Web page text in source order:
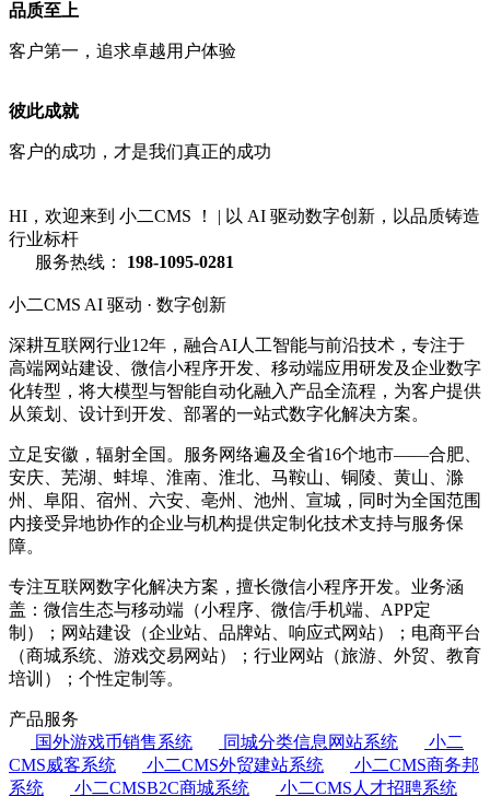
品质至上
客户第一，追求卓越用户体验
彼此成就
客户的成功，才是我们真正的成功
HI，欢迎来到 小二CMS ！ | 以 AI 驱动数字创新，以品质铸造
行业标杆
服务热线：
198-1095-0281
小二CMS AI 驱动 · 数字创新
深耕互联网行业12年，融合AI人工智能与前沿技术，专注于
高端网站建设、微信小程序开发、移动端应用研发及企业数字
化转型，将大模型与智能自动化融入产品全流程，为客户提供
从策划、设计到开发、部署的一站式数字化解决方案。
立足安徽，辐射全国。服务网络遍及全省16个地市——合肥、
安庆、芜湖、蚌埠、淮南、淮北、马鞍山、铜陵、黄山、滁
州、阜阳、宿州、六安、亳州、池州、宣城，同时为全国范围
内接受异地协作的企业与机构提供定制化技术支持与服务保
障。
专注互联网数字化解决方案，擅长微信小程序开发。业务涵
盖：微信生态与移动端（小程序、微信/手机端、APP定
制）；网站建设（企业站、品牌站、响应式网站）；电商平台
（商城系统、游戏交易网站）；行业网站（旅游、外贸、教育
培训）；个性定制等。
产品服务
国外游戏币销售系统
同城分类信息网站系统
小二
CMS威客系统
小二CMS外贸建站系统
小二CMS商务邦
系统
小二CMSB2C商城系统
小二CMS人才招聘系统